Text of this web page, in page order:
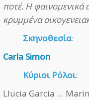
ποτέ. Η φαινομενικά
κρυμμένα
Σκηνοθεσία:
Carla Simon
Κύριοι Ρόλοι:
Llucia Garcia …